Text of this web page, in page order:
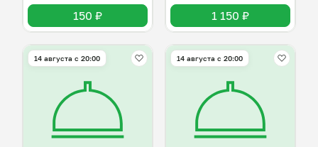
150 ₽ 1 150 ₽
14 августа с 20:00 14 августа с 20:00